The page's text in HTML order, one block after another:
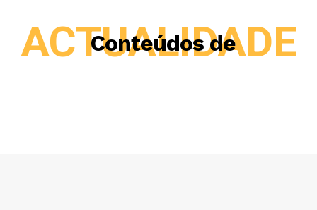
Conteúdos de
ACTUALIDADE